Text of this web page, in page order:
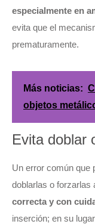
especialmente en
evita que el
prematuramente.
Más noticias:
objetos
Evita doblar
Un error común que
doblarlas o forzarlas
correcta y con
inserción; en su